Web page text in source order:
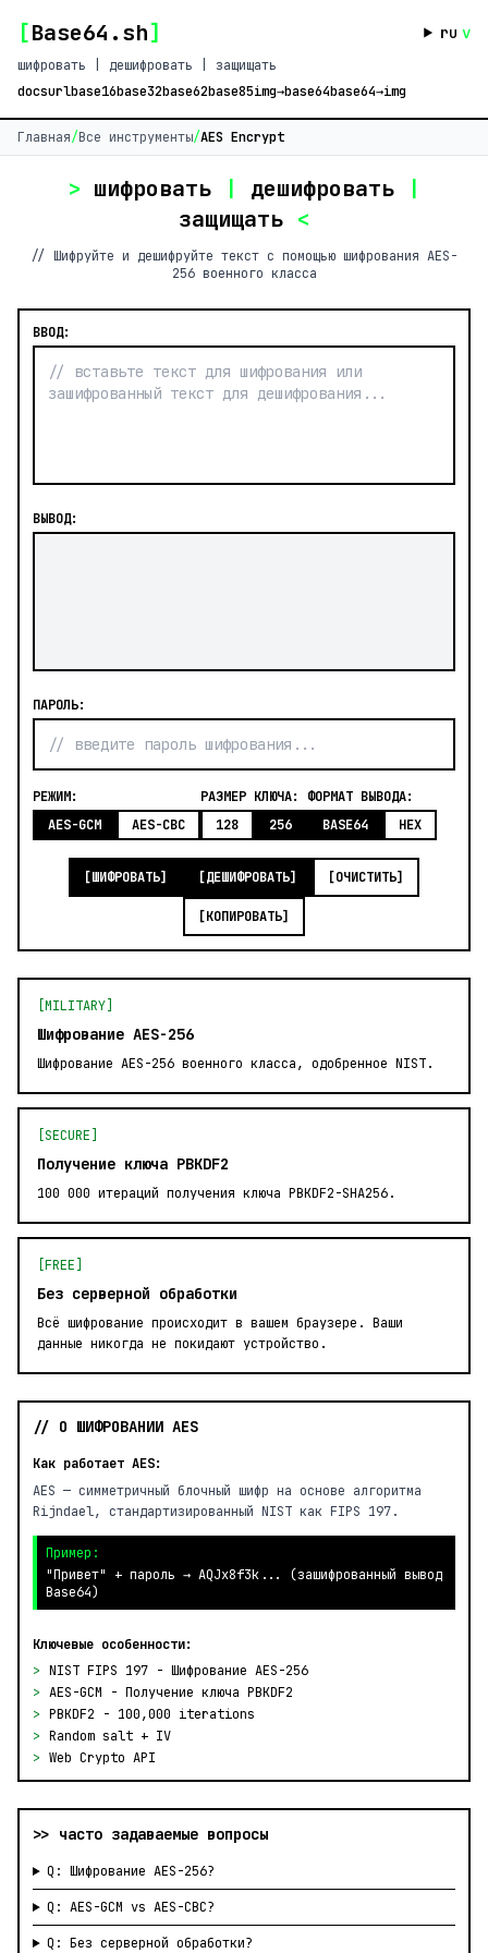
[Base64.sh] ru v
шифровать | дешифровать | защищать
docsurlbase16base32base62base85img→base64base64→img
Главная/Все инструменты/AES Encrypt
> шифровать | дешифровать
|
защищать <
// Шифруйте и дешифруйте текст с помощью шифрования AES-
256 военного класса
ВВОД:
ВЫВОД:
ПАРОЛЬ:
РЕЖИМ:
AES-GCM
AES-CBC
РАЗМЕР КЛЮЧА:
128
256
ФОРМАТ ВЫВОДА:
BASE64
HEX
[ШИФРОВАТЬ] [ДЕШИФРОВАТЬ] [ОЧИСТИТЬ]
[КОПИРОВАТЬ]
[MILITARY]
Шифрование AES-256
Шифрование AES-256 военного класса, одобренное NIST.
[SECURE]
Получение ключа PBKDF2
100 000 итераций получения ключа PBKDF2-SHA256.
[FREE]
Без серверной обработки
Всё шифрование происходит в вашем браузере. Ваши
данные никогда не покидают устройство.
// О ШИФРОВАНИИ AES
Как работает AES:
AES — симметричный блочный шифр на основе алгоритма
Rijndael, стандартизированный NIST как FIPS 197.
Пример:
"Привет" + пароль → AQJx8f3k... (зашифрованный вывод
Base64)
Ключевые особенности:
> NIST FIPS 197 - Шифрование AES-256
> AES-GCM - Получение ключа PBKDF2
> PBKDF2 - 100,000 iterations
> Random salt + IV
> Web Crypto API
>> часто задаваемые вопросы
Q: Шифрование AES-256?
Q: AES-GCM vs AES-CBC?
Q: Без серверной обработки?